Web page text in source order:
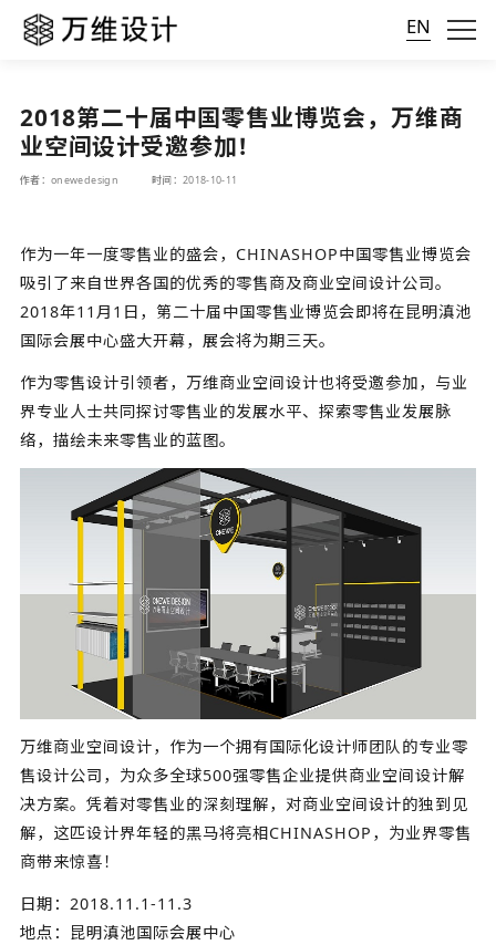
EN
2018第二十届中国零售业博览会，万维商
业空间设计受邀参加！
作者：onewedesign 时间：2018-10-11
作为一年一度零售业的盛会，CHINASHOP中国零售业博览会
吸引了来自世界各国的优秀的零售商及商业空间设计公司。
2018年11月1日，第二十届中国零售业博览会即将在昆明滇池
国际会展中心盛大开幕，展会将为期三天。
作为零售设计引领者，万维商业空间设计也将受邀参加，与业
界专业人士共同探讨零售业的发展水平、探索零售业发展脉
络，描绘未来零售业的蓝图。
万维商业空间设计，作为一个拥有国际化设计师团队的专业零
售设计公司，为众多全球500强零售企业提供商业空间设计解
决方案。凭着对零售业的深刻理解，对商业空间设计的独到见
解，这匹设计界年轻的黑马将亮相CHINASHOP，为业界零售
商带来惊喜！
日期：2018.11.1-11.3
地点：昆明滇池国际会展中心